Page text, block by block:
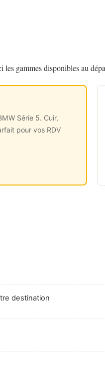
gammes disponibles au
Série 5. Cuir,
pour vos RDV
destination